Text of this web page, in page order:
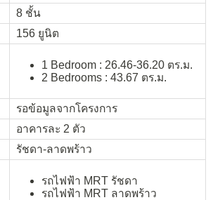
8 ชั้น
156 ยูนิต
1 Bedroom : 26.46-36.20 ตร.ม.
2 Bedrooms : 43.67 ตร.ม.
รอข้อมูลจากโครงการ
อาคารละ 2 ตัว
รัชดา-ลาดพร้าว
รถไฟฟ้า MRT รัชดา
รถไฟฟ้า MRT ลาดพร้าว